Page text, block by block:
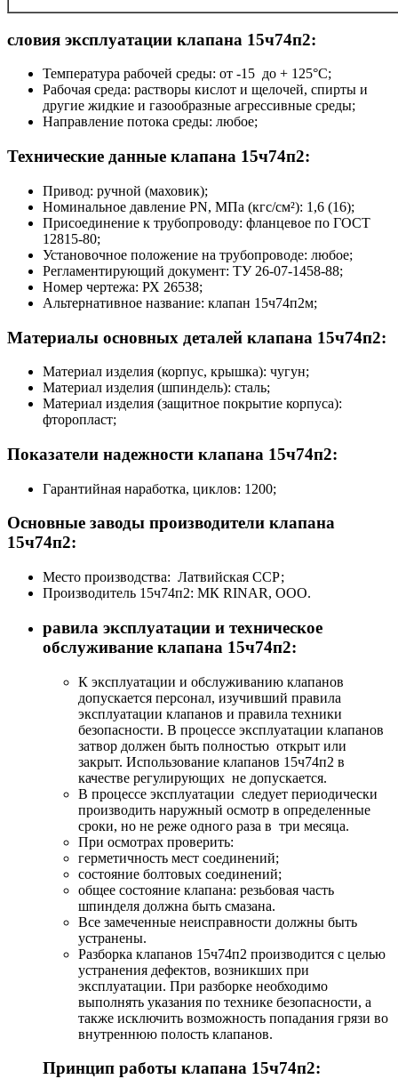
словия эксплуатации клапана 15ч74п2:
Температура рабочей среды: от -15 до + 125°С;
Рабочая среда: растворы кислот и щелочей, спирты и
другие жидкие и газообразные агрессивные среды;
Направление потока среды: любое;
Технические данные клапана 15ч74п2:
Привод: ручной (маховик);
Номинальное давление PN, МПа (кгс/см²): 1,6 (16);
Присоединение к трубопроводу: фланцевое по ГОСТ
12815-80;
Установочное положение на трубопроводе: любое;
Регламентирующий документ: ТУ 26-07-1458-88;
Номер чертежа: РХ 26538;
Альтернативное название: клапан 15ч74п2м;
Материалы основных деталей клапана 15ч74п2:
Материал изделия (корпус, крышка): чугун;
Материал изделия (шпиндель): сталь;
Материал изделия (защитное покрытие корпуса):
фторопласт;
Показатели надежности клапана 15ч74п2:
Гарантийная наработка, циклов: 1200;
Основные заводы производители клапана
15ч74п2:
Место производства: Латвийская ССР;
Производитель 15ч74п2: МК RINAR, ООО.
равила эксплуатации и техническое
обслуживание клапана 15ч74п2:
К эксплуатации и обслуживанию клапанов
допускается персонал, изучивший правила
эксплуатации клапанов и правила техники
безопасности. В процессе эксплуатации клапанов
затвор должен быть полностью открыт или
закрыт. Использование клапанов 15ч74п2 в
качестве регулирующих не допускается.
В процессе эксплуатации следует периодически
производить наружный осмотр в определенные
сроки, но не реже одного раза в три месяца.
При осмотрах проверить:
герметичность мест соединений;
состояние болтовых соединений;
общее состояние клапана: резьбовая часть
шпинделя должна быть смазана.
Все замеченные неисправности должны быть
устранены.
Разборка клапанов 15ч74п2 производится с целью
устранения дефектов, возникших при
эксплуатации. При разборке необходимо
выполнять указания по технике безопасности, а
также исключить возможность попадания грязи во
внутреннюю полость клапанов.
Принцип работы клапана 15ч74п2: